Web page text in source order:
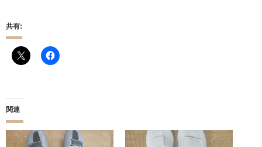
共有:
関連